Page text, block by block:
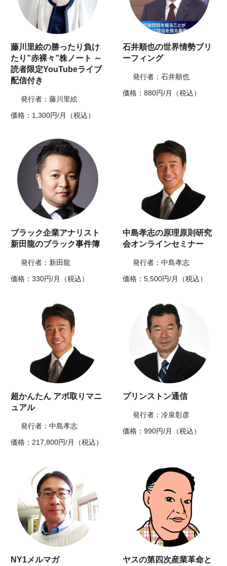
藤川里絵の勝ったり負け
たり”赤裸々”株ノート ～
読者限定YouTubeライブ
配信付き
発行者：藤川里絵
価格：1,300円/月（税込）
石井順也の世界情勢ブリ
ーフィング
発行者：石井順也
価格：880円/月（税込）
ブラック企業アナリスト
新田龍のブラック事件簿
発行者：新田龍
価格：330円/月（税込）
中島孝志の原理原則研究
会オンラインセミナー
発行者：中島孝志
価格：5,500円/月（税込）
超かんたん アポ取りマニ
ュアル
発行者：中島孝志
価格：217,800円/月（税込）
プリンストン通信
発行者：冷泉彰彦
価格：990円/月（税込）
NY1メルマガ
ヤスの第四次産業革命と